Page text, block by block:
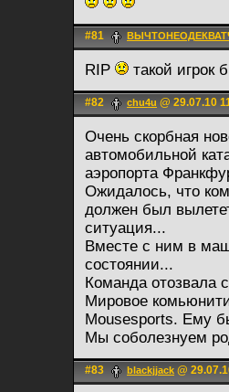
#81
RIP такой игрок
#82 chu4u @ 29.07.10
Очень скорбная
автомобильной
аэропорта
Ожидалось, что
должен был
ситуация...
Вместе с ним в
состоянии...
Команда отозвала
Мировое
Mousesports. Ему
Мы соболезнуем
#83 blackjjack @